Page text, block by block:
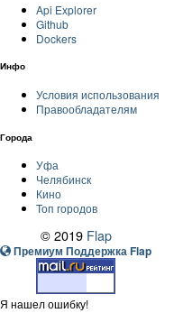
Api Explorer
Github
Dockers
Инфо
Условия использования
Правообладателям
Города
Уфа
Челябинск
Кино
Топ городов
© 2019 Flap
Премиум Поддержка Flap
Я нашел ошибку!